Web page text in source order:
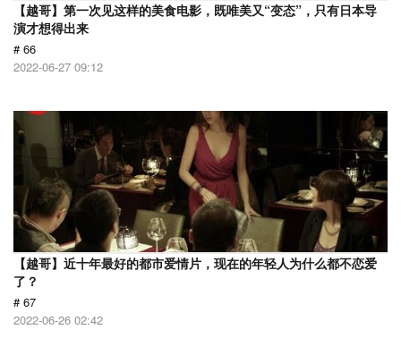
【越哥】第一次见这样的美食电影，既唯美又“变态”，只有日本导
演才想得出来
# 66
2022-06-27 09:12
【越哥】近十年最好的都市爱情片，现在的年轻人为什么都不恋爱
了？
# 67
2022-06-26 02:42